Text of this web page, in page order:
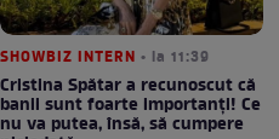
SHOWBIZ INTERN • la 11:39
Cristina Spătar a recunoscut că
banii sunt foarte importanți! Ce
nu va putea, însă, să cumpere